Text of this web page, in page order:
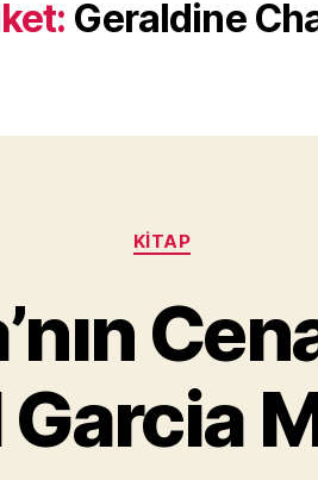
Geraldine
Kategoriler
KITAP
z
a
M
u